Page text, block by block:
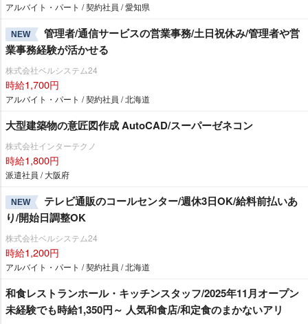
アルバイト・パート / 契約社員 / 愛知県
NEW
管理者/通信サービスの営業事務/土日祝休み/管理者や営
業事務経験が活かせる
株式会社ベルシステム24
時給1,700円
アルバイト・パート / 契約社員 / 北海道
大型建築物の意匠図作成 AutoCAD/スーパーゼネコン
株式会社インターテクノ
時給1,800円
派遣社員 / 大阪府
NEW
テレビ通販のコールセンター/週休3日OK/給料前払いあ
り/開始日調整OK
株式会社ベルシステム24
時給1,200円
アルバイト・パート / 契約社員 / 北海道
和食レストランホール・キッチンスタッフ/2025年11月オープン
未経験でも時給1,350円～ 人気和食店/和定食のまかないアリ